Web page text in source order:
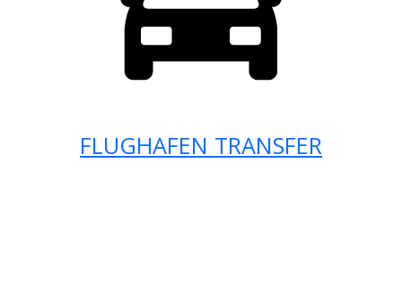
FLUGHAFEN TRANSFER